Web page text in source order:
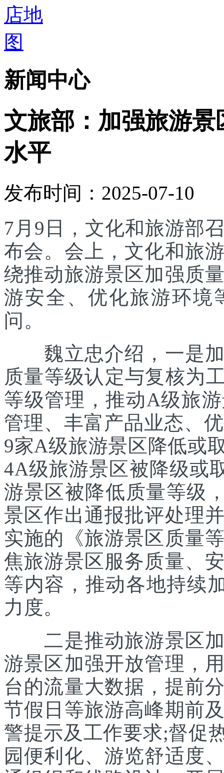
新闻中心
文旅部：加强旅游
水平
发布时间：2025-07-10
7月9日，文化和旅游部
布会。会上，文化和旅
绕推动旅游景区加强质
游安全、优化旅游环境
问。
魏立忠介绍，一是加
质量等级认定与复核为
等级管理，推动A级旅
管理、丰富产品业态、
9家A级旅游景区降低或
4A级旅游景区被降级或
游景区被降低质量等级
景区作出通报批评处理
实施的《旅游景区质量
焦旅游景区服务质量、
等内容，推动各地持续
力度。
二是推动旅游景区加
游景区加强开放管理，
台的流量大数据，提前
节假日等旅游高峰期前
警提示及工作要求;督促
园便利化、游览舒适度